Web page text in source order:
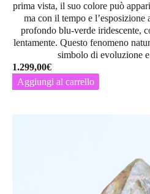
prima vista, il suo colore può
ma con il tempo e
profondo blu-verde iridescente,
lentamente. Questo fenomeno
simbolo di evoluzione
1.299,00€
Aggiungi al carrello